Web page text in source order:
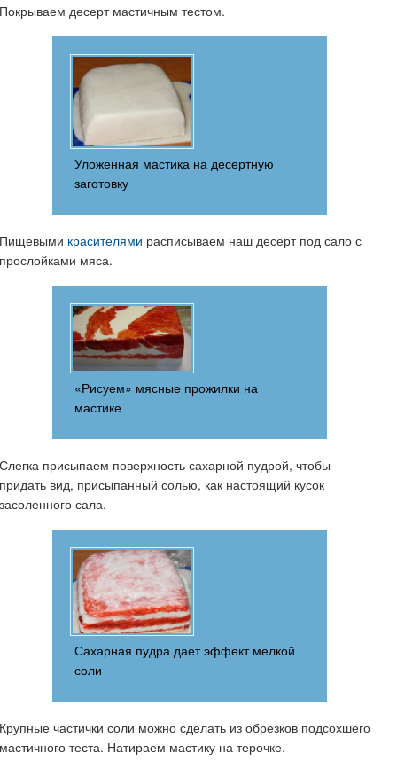
Покрываем десерт мастичным тестом.
Уложенная мастика на десертную
заготовку
Пищевыми красителями расписываем наш десерт под сало с
прослойками мяса.
«Рисуем» мясные прожилки на
мастике
Слегка присыпаем поверхность сахарной пудрой, чтобы
придать вид, присыпанный солью, как настоящий кусок
засоленного сала.
Сахарная пудра дает эффект мелкой
соли
Крупные частички соли можно сделать из обрезков подсохшего
мастичного теста. Натираем мастику на терочке.